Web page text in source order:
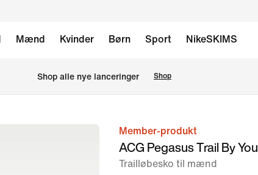
Mænd Kvinder Børn Sport NikeSKIMS
Shop alle nye lanceringer Shop
billedeMember-produkt
ACG Pegasus Trail By You
Trailløbesko til mænd